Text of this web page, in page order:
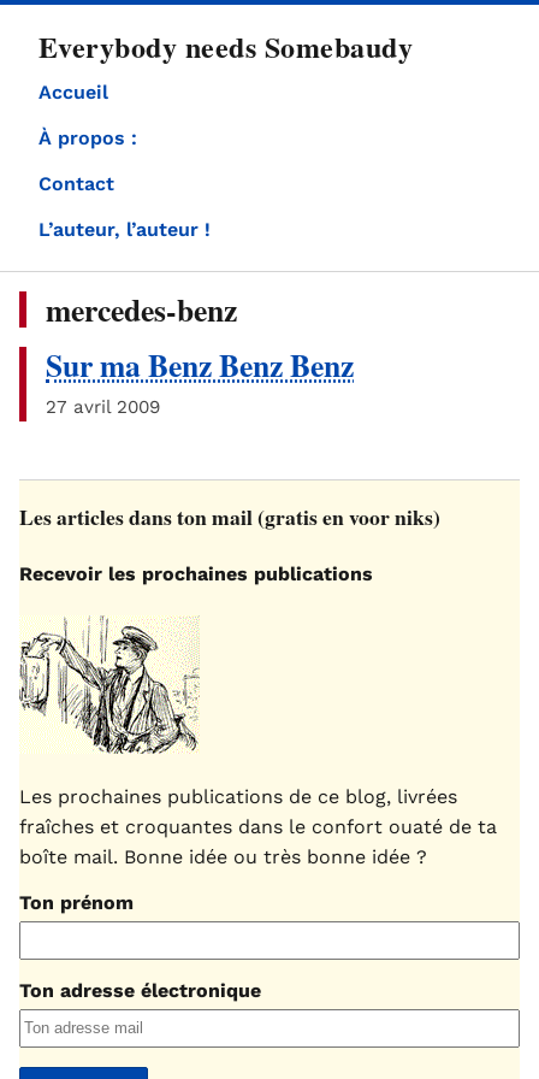
Everybody needs Somebaudy
Accueil
À propos :
Contact
L’auteur, l’auteur !
mercedes-benz
Sur ma Benz Benz Benz
27 avril 2009
Les articles dans ton mail (gratis en voor niks)
Recevoir les prochaines publications
Les prochaines publications de ce blog, livrées
fraîches et croquantes dans le confort ouaté de ta
boîte mail. Bonne idée ou très bonne idée ?
Ton prénom
Ton adresse électronique